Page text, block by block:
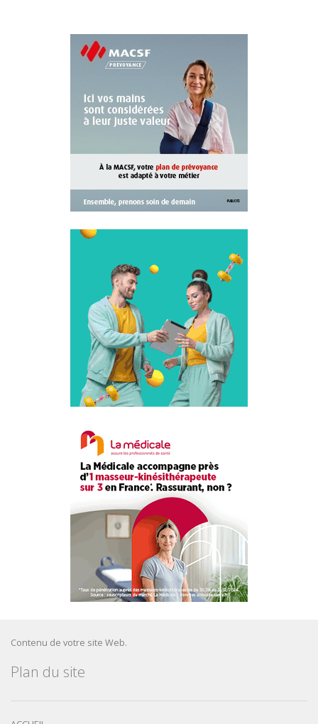
Contenu de votre site Web.
Plan du site